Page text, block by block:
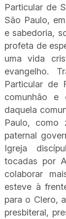
Particular de
São Paulo,
e sabedoria,
profeta de
uma vida
evangelho.
Particular de
comunhão e
daquela
Paulo, como
paternal
Igreja
tocadas por
colaborar
esteve à
para o Clero,
presbiteral,